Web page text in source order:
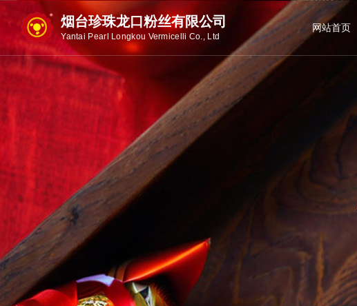
烟台珍珠龙口粉丝有限公司
Yantai Pearl Longkou Vermicelli Co., Ltd
网站首页